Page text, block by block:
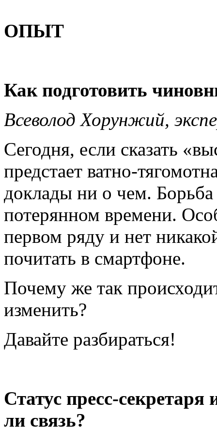
ОПЫТ
Как подготовить
Всеволод Хорунжий,
Сегодня, если сказать
предстает ватно-
доклады ни о чем.
потерянном времени.
первом ряду и нет
почитать в смартфоне.
Почему же так
изменить?
Давайте разбираться!
Статус пресс-
ли связь?